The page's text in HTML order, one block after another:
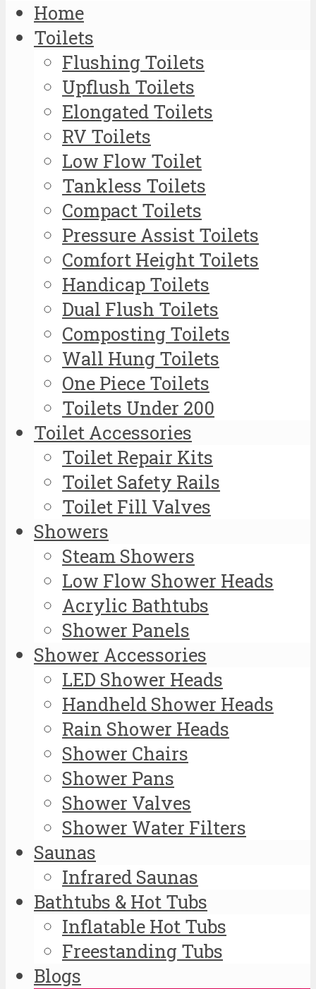
Home
Toilets
Flushing Toilets
Upflush Toilets
Elongated Toilets
RV Toilets
Low Flow Toilet
Tankless Toilets
Compact Toilets
Pressure Assist Toilets
Comfort Height Toilets
Handicap Toilets
Dual Flush Toilets
Composting Toilets
Wall Hung Toilets
One Piece Toilets
Toilets Under 200
Toilet Accessories
Toilet Repair Kits
Toilet Safety Rails
Toilet Fill Valves
Showers
Steam Showers
Low Flow Shower Heads
Acrylic Bathtubs
Shower Panels
Shower Accessories
LED Shower Heads
Handheld Shower Heads
Rain Shower Heads
Shower Chairs
Shower Pans
Shower Valves
Shower Water Filters
Saunas
Infrared Saunas
Bathtubs & Hot Tubs
Inflatable Hot Tubs
Freestanding Tubs
Blogs